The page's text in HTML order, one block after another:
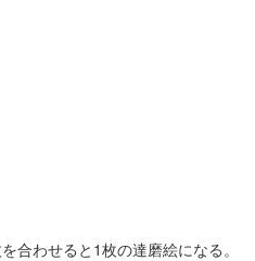
合わせると1枚の達磨絵になる。